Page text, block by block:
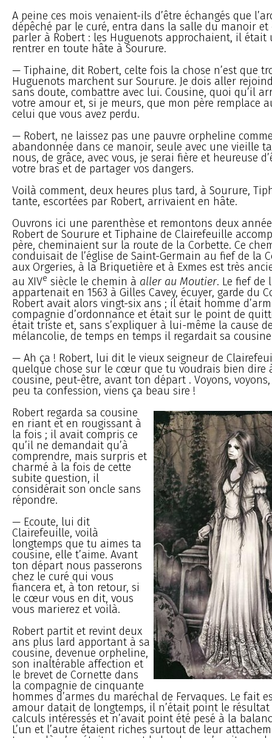
A peine ces mois venaient-ils d’être échangés que
dépêché par le curé, entra dans la salle du manoir et
parler à Robert : les Huguenots approchaient, il était
rentrer en toute hâte à Sourure.
— Tiphaine, dit Robert, celte fois la chose n’est que
Huguenots marchent sur Sourure. Je dois aller
sans doute, combattre avec lui. Cousine, quoi qu’il
votre amour et, si je meurs, que mon père remplace
celui que vous avez perdu.
— Robert, ne laissez pas une pauvre orpheline
abandonnée dans ce manoir, seule avec une vieille
nous, de grâce, avec vous, je serai fière et heureuse
votre bras et de partager vos dangers.
Voilà comment, deux heures plus tard, à Sourure,
tante, escortées par Robert, arrivaient en hâte.
Ouvrons ici une parenthèse et remontons deux
Robert de Sourure et Tiphaine de Clairefeuille
père, cheminaient sur la route de la Corbette. Ce
conduisait de l’église de Saint-Germain au fief de la
aux Orgeries, à la Briquetière et à Exmes est très
au XIVe siècle le chemin à aller au Moutier. Le fief de
appartenait en 1563 à Gilles Cavey, écuyer, garde du
Robert avait alors vingt-six ans ; il était homme
compagnie d’ordonnance et était sur le point de
était triste et, sans s’expliquer à lui-même la cause
mélancolie, de temps en temps il regardait sa
— Ah ça ! Robert, lui dit le vieux seigneur de
quelque chose sur le cœur que tu voudrais bien dire
cousine, peut-être, avant ton départ . Voyons,
peu ta confession, viens ça beau sire !
Robert regarda sa cousine
en riant et en rougissant à
la fois ; il avait compris ce
qu’il ne demandait qu’à
comprendre, mais surpris et
charmé à la fois de cette
subite question, il
considérait son oncle sans
répondre.
— Ecoute, lui dit
Clairefeuille, voilà
longtemps que tu aimes ta
cousine, elle t’aime. Avant
ton départ nous passerons
chez le curé qui vous
fiancera et, à ton retour, si
le cœur vous en dit, vous
vous marierez et voilà.
Robert partit et revint deux
ans plus lard apportant à sa
cousine, devenue orpheline,
son inaltérable affection et
le brevet de Cornette dans
la compagnie de cinquante
hommes d’armes du maréchal de Fervaques. Le fait
amour datait de longtemps, il n’était point le résultat
calculs intéressés et n’avait point été pesé à la
L’un et l’autre étaient riches surtout de leur